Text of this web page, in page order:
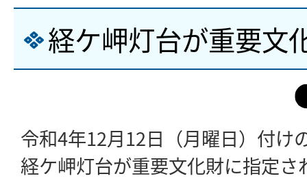
経ケ岬灯台が重要文
令和4年12月12日（月曜日）付け
経ケ岬灯台が重要文化財に指定さ